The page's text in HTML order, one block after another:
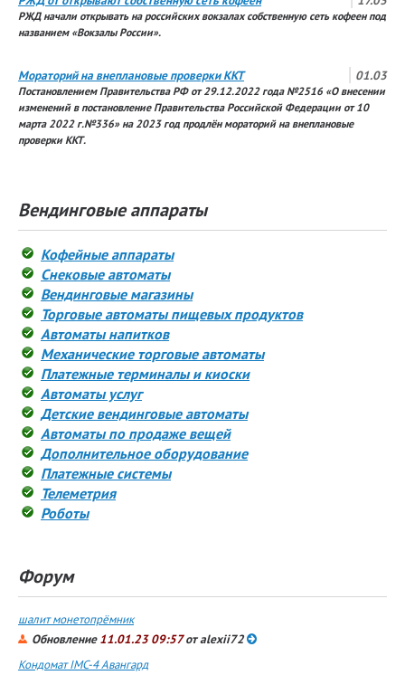
РЖД начали открывать на российских вокзалах собственную сеть кофеен под
названием «Вокзалы России».
01.03
Мораторий на внеплановые проверки ККТ
Постановлением Правительства РФ от 29.12.2022 года №2516 «О внесении
изменений в постановление Правительства Российской Федерации от 10
марта 2022 г.№336» на 2023 год продлён мораторий на внеплановые
проверки ККТ.
Вендинговые аппараты
Кофейные аппараты
Снековые автоматы
Вендинговые магазины
Торговые автоматы пищевых продуктов
Автоматы напитков
Механические торговые автоматы
Платежные терминалы и киоски
Автоматы услуг
Детские вендинговые автоматы
Автоматы по продаже вещей
Дополнительное оборудование
Платежные системы
Телеметрия
Роботы
Форум
шалит монетопрёмник
Обновление11.01.23 09:57отalexii72
Кондомат IMC-4 Авангард